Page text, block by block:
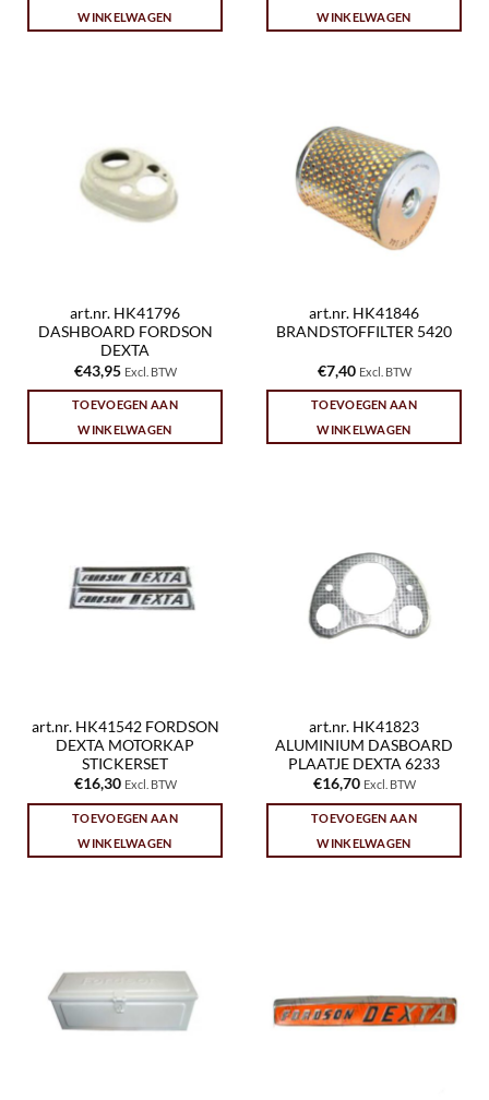
WINKELWAGEN WINKELWAGEN
art.nr. HK41796
DASHBOARD FORDSON
DEXTA
€43,95 Excl. BTW
TOEVOEGEN AAN
WINKELWAGEN
art.nr. HK41846
BRANDSTOFFILTER 5420
€7,40 Excl. BTW
TOEVOEGEN AAN
WINKELWAGEN
art.nr. HK41542 FORDSON
DEXTA MOTORKAP
STICKERSET
€16,30 Excl. BTW
TOEVOEGEN AAN
WINKELWAGEN
art.nr. HK41823
ALUMINIUM DASBOARD
PLAATJE DEXTA 6233
€16,70 Excl. BTW
TOEVOEGEN AAN
WINKELWAGEN